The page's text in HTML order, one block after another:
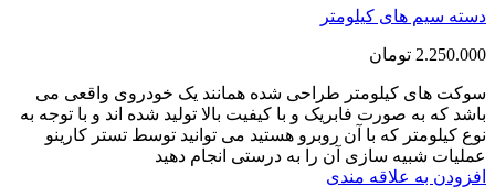
دسته سیم های کیلومتر
2.250.000 تومان
سوکت های کیلومتر طراحی شده همانند یک خودروی واقعی می
باشد که به صورت فابریک و با کیفیت بالا تولید شده اند و با توجه به
نوع کیلومتر که با آن روبرو هستید می توانید توسط تستر کارینو
عملیات شبیه سازی آن را به درستی انجام دهید
افزودن به علاقه مندی